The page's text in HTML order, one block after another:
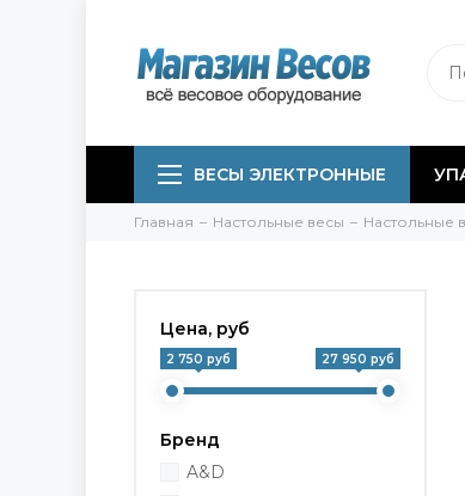
ВЕСЫ ЭЛЕКТРОННЫЕ
Главная Настольные весы Настольные
Цена, руб
2 750 руб 27 950 руб
Бренд
A&D